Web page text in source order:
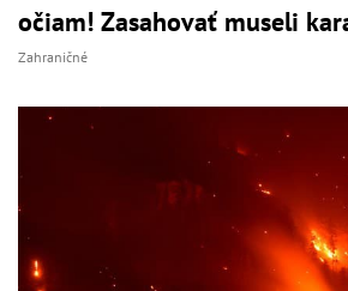
očiam! Zasahovať museli
Zahraničné